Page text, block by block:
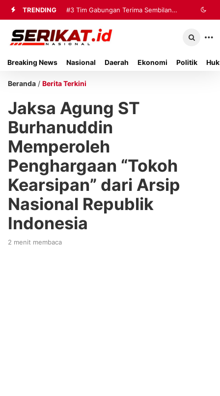
TRENDING #3 Tim Gabungan Terima Sembilan
Korban Evakuasi KM Mutiara Sentosa
Breaking News Nasional Daerah Ekonomi Politik
Beranda / Berita Terkini
Jaksa Agung ST
Burhanuddin
Memperoleh
Penghargaan “Tokoh
Kearsipan” dari Arsip
Nasional Republik
Indonesia
2 menit membaca